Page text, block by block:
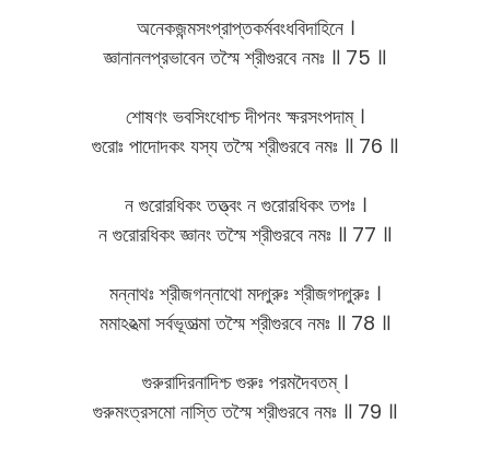
অনেকজন্মসংপ্রাপ্তকর্মবংধবিদাহিনে ।
জ্ঞানানলপ্রভাবেন তস্মৈ শ্রীগুরবে নমঃ ॥ 75 ॥
শোষণং ভবসিংধোশ্চ দীপনং ক্ষরসংপদাম্ ।
গুরোঃ পাদোদকং যস্য তস্মৈ শ্রীগুরবে নমঃ ॥ 76 ॥
ন গুরোরধিকং তত্ত্বং ন গুরোরধিকং তপঃ ।
ন গুরোরধিকং জ্ঞানং তস্মৈ শ্রীগুরবে নমঃ ॥ 77 ॥
মন্নাথঃ শ্রীজগন্নাথো মদ্গুরুঃ শ্রীজগদ্গুরুঃ ।
মমাঽঽত্মা সর্বভূতাত্মা তস্মৈ শ্রীগুরবে নমঃ ॥ 78 ॥
গুরুরাদিরনাদিশ্চ গুরুঃ পরমদৈবতম্ ।
গুরুমংত্রসমো নাস্তি তস্মৈ শ্রীগুরবে নমঃ ॥ 79 ॥